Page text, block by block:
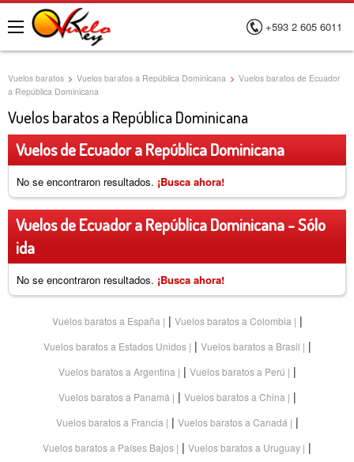
Menú +593 2 605 6011
Vuelos baratos > Vuelos baratos a República Dominicana > Vuelos baratos de Ecuador
a República Dominicana
Vuelos baratos a República Dominicana
Vuelos de Ecuador a República Dominicana
No se encontraron resultados. ¡Busca ahora!
Vuelos de Ecuador a República Dominicana - Sólo
ida
No se encontraron resultados. ¡Busca ahora!
Vuelos baratos a España | Vuelos baratos a Colombia |
Vuelos baratos a Estados Unidos | Vuelos baratos a Brasil |
Vuelos baratos a Argentina | Vuelos baratos a Perú |
Vuelos baratos a Panamá | Vuelos baratos a China |
Vuelos baratos a Francia | Vuelos baratos a Canadá |
Vuelos baratos a Países Bajos | Vuelos baratos a Uruguay |